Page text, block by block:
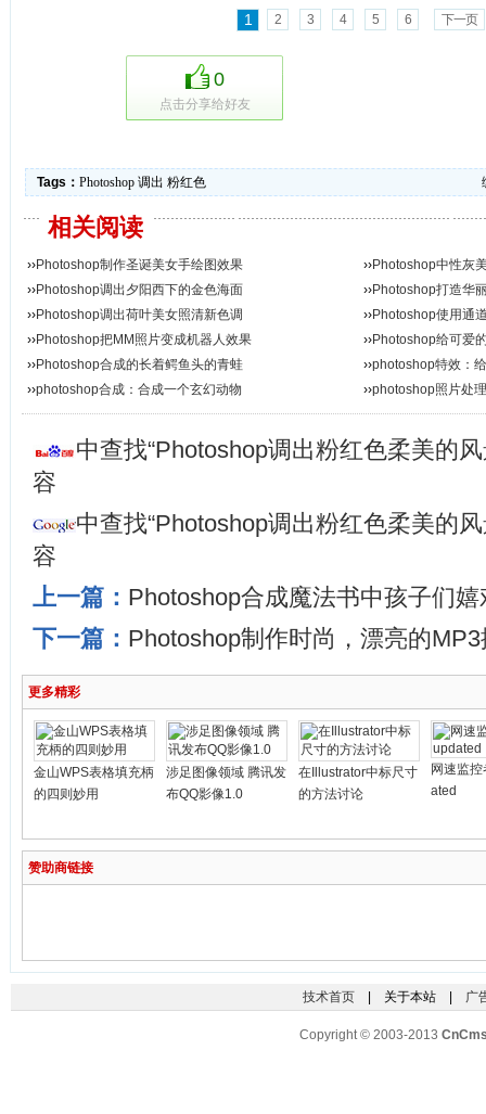
1 2 3 4 5 6 下一页
0
点击分享给好友
Tags： Photoshop 调出 粉红色
相关阅读
››Photoshop制作圣诞美女手绘图效果 ››Photoshop中性灰
››Photoshop调出夕阳西下的金色海面 ››Photoshop打造华
››Photoshop调出荷叶美女照清新色调 ››Photoshop使用通
››Photoshop把MM照片变成机器人效果 ››Photoshop给可爱
››Photoshop合成的长着鳄鱼头的青蛙 ››photoshop特效：
››photoshop合成：合成一个玄幻动物 ››photoshop照片处
中查找“Photoshop调出粉红色柔美的
容
中查找“Photoshop调出粉红色柔美的
容
上一篇： Photoshop合成魔法书中孩子们
下一篇： Photoshop制作时尚，漂亮的
更多精彩
金山WPS表格填充柄
的四则妙用
涉足图像领域 腾讯发
布QQ影像1.0
在Illustrator中标尺寸
的方法讨论
网速监
ated
赞助商链接
技术首页| 关于本站 | 广
Copyright © 2003-2013